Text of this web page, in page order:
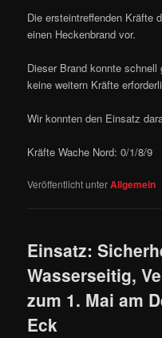
Die ersteintreffenden Kräfte
einen Heckenbrand vor.
Dieser Brand konnte
keine weitern Kräfte
Wir konnten den Einsatz
Kräfte Wache Nord: 0/1/8/9
Veröffentlicht unterAllgemein
Einsatz:
Wasserseitig,
zum 1. Mai am
Eck